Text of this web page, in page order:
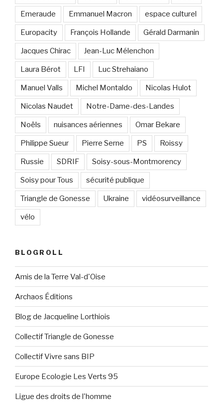
Emeraude Emmanuel Macron espace culturel
Europacity François Hollande Gérald Darmanin
Jacques Chirac Jean-Luc Mélenchon
Laura Bérot LFI Luc Strehaiano
Manuel Valls Michel Montaldo Nicolas Hulot
Nicolas Naudet Notre-Dame-des-Landes
Noëls nuisances aériennes Omar Bekare
Philippe Sueur Pierre Serne PS Roissy
Russie SDRIF Soisy-sous-Montmorency
Soisy pour Tous sécurité publique
Triangle de Gonesse Ukraine vidéosurveillance
vélo
BLOGROLL
Amis de la Terre Val-d'Oise
Archaos Éditions
Blog de Jacqueline Lorthiois
Collectif Triangle de Gonesse
Collectif Vivre sans BIP
Europe Ecologie Les Verts 95
Ligue des droits de l'homme